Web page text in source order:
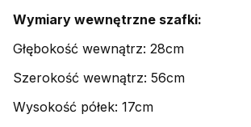
Wymiary wewnętrzne szafki:
Głębokość wewnątrz: 28cm
Szerokość wewnątrz: 56cm
Wysokość półek: 17cm